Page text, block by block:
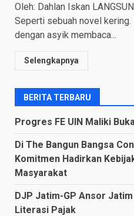
Oleh: Dahlan Iskan
Seperti sebuah novel kering.
dengan asyik membaca...
Selengkapnya
BERITA TERBARU
Progres FE UIN Maliki
Di The Bangun Bangsa
Komitmen Hadirkan
Masyarakat
DJP Jatim-GP Ansor
Literasi Pajak